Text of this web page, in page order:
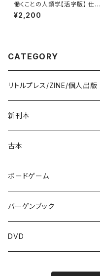
働くことの人類学【活字版】 仕事
と自由をめぐる8つの対話
¥2,200
CATEGORY
リトルプレス/ZINE/個人出版
新刊本
古本
ボードゲーム
バーゲンブック
DVD